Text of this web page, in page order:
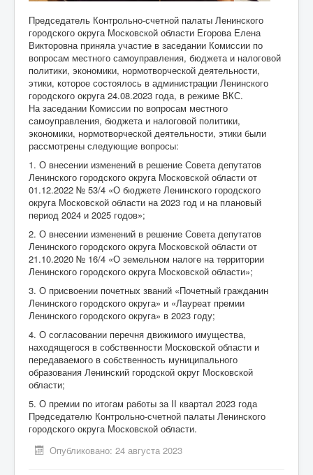
Председатель Контрольно-счетной палаты Ленинского
городского округа Московской области Егорова Елена
Викторовна приняла участие в заседании Комиссии по
вопросам местного самоуправления, бюджета и налоговой
политики, экономики, нормотворческой деятельности,
этики, которое состоялось в администрации Ленинского
городского округа 24.08.2023 года, в режиме ВКС.
На заседании Комиссии по вопросам местного
самоуправления, бюджета и налоговой политики,
экономики, нормотворческой деятельности, этики были
рассмотрены следующие вопросы:
1. О внесении изменений в решение Совета депутатов
Ленинского городского округа Московской области от
01.12.2022 № 53/4 «О бюджете Ленинского городского
округа Московской области на 2023 год и на плановый
период 2024 и 2025 годов»;
2. О внесении изменений в решение Совета депутатов
Ленинского городского округа Московской области от
21.10.2020 № 16/4 «О земельном налоге на территории
Ленинского городского округа Московской области»;
3. О присвоении почетных званий «Почетный гражданин
Ленинского городского округа» и «Лауреат премии
Ленинского городского округа» в 2023 году;
4. О согласовании перечня движимого имущества,
находящегося в собственности Московской области и
передаваемого в собственность муниципального
образования Ленинский городской округ Московской
области;
5. О премии по итогам работы за II квартал 2023 года
Председателю Контрольно-счетной палаты Ленинского
городского округа Московской области.
Опубликовано: 24 августа 2023